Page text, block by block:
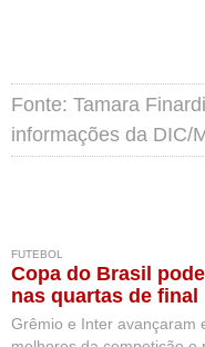
Fonte: Tamara
informações da DIC/
FUTEBOL
Copa do Brasil
nas quartas de final
Grêmio e Inter avançaram